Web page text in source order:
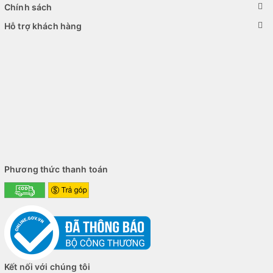
Màn hình
màu sắc chính xác. Công nghệ màn hình cảm ứng cho
phép bạn tương tác với máy tính một cách dễ dàng và
linh hoạt. Điều này rất hữu ích khi bạn cần sử dụng chế
độ máy tính bảng hoặc cần tạo ra các ghi chú và vẽ.
Chính sách
Hỗ trợ khách hàng
Phương thức thanh toán
Kết nối với chúng tôi